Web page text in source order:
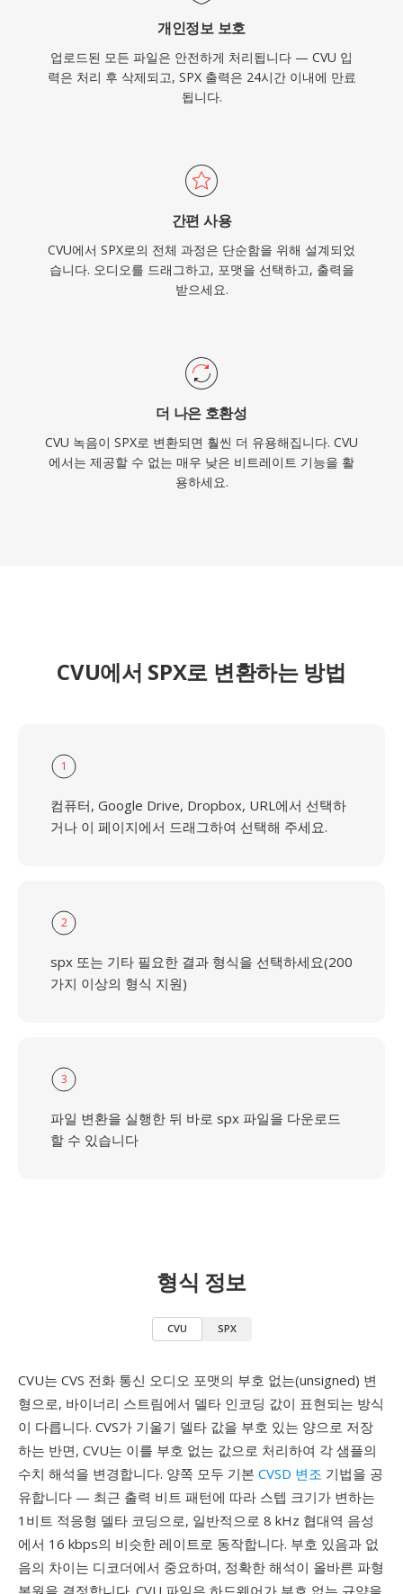
개인정보 보호
업로드된 모든 파일은 안전하게 처리됩니다 — CVU 입
력은 처리 후 삭제되고, SPX 출력은 24시간 이내에 만료
됩니다.
간편 사용
CVU에서 SPX로의 전체 과정은 단순함을 위해 설계되었
습니다. 오디오를 드래그하고, 포맷을 선택하고, 출력을
받으세요.
더 나은 호환성
CVU 녹음이 SPX로 변환되면 훨씬 더 유용해집니다. CVU
에서는 제공할 수 없는 매우 낮은 비트레이트 기능을 활
용하세요.
CVU에서 SPX로 변환하는 방법
1
컴퓨터, Google Drive, Dropbox, URL에서 선택하
거나 이 페이지에서 드래그하여 선택해 주세요.
2
spx 또는 기타 필요한 결과 형식을 선택하세요(200
가지 이상의 형식 지원)
3
파일 변환을 실행한 뒤 바로 spx 파일을 다운로드
할 수 있습니다
형식 정보
CVU SPX
CVU는 CVS 전화 통신 오디오 포맷의 부호 없는(unsigned) 변
형으로, 바이너리 스트림에서 델타 인코딩 값이 표현되는 방식
이 다릅니다. CVS가 기울기 델타 값을 부호 있는 양으로 저장
하는 반면, CVU는 이를 부호 없는 값으로 처리하여 각 샘플의
수치 해석을 변경합니다. 양쪽 모두 기본 CVSD 변조 기법을 공
유합니다 — 최근 출력 비트 패턴에 따라 스텝 크기가 변하는
1비트 적응형 델타 코딩으로, 일반적으로 8 kHz 협대역 음성
에서 16 kbps의 비슷한 레이트로 동작합니다. 부호 있음과 없
음의 차이는 디코더에서 중요하며, 정확한 해석이 올바른 파형
복원을 결정합니다. CVU 파일은 하드웨어가 부호 없는 규약을